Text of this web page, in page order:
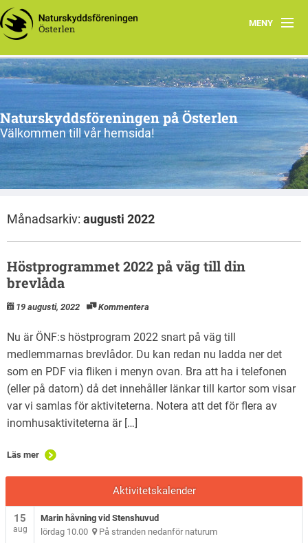
MENY
Program, vår-sommar 2026
Om oss
Nu & då
Kontakt
Länkar
Naturskyddsföreningen på Österlen
Välkommen till vår hemsida!
Månadsarkiv: augusti 2022
Höstprogrammet 2022 på väg till din
brevlåda
19 augusti, 2022 Kommentera
Nu är ÖNF:s höstprogram 2022 snart på väg till
medlemmarnas brevlådor. Du kan redan nu ladda ner det
som en PDF via fliken i menyn ovan. Bra att ha i telefonen
(eller på datorn) då det innehåller länkar till kartor som visar
var vi samlas för aktiviteterna. Notera att det för flera av
inomhusaktiviteterna är […]
Läs mer
Aktivitetskalender
15
aug
Marin håvning vid Stenshuvud
lördag 10.00 På stranden nedanför naturum